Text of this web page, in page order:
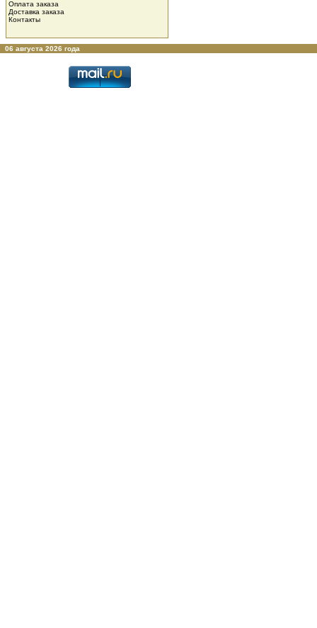
Оплата заказа
Доставка заказа
Контакты
06 августа 2026 года